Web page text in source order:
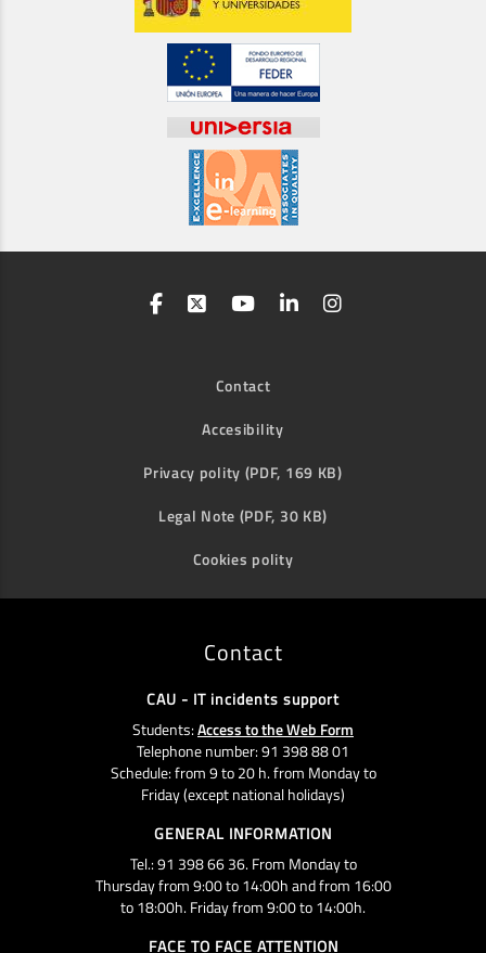
Contact
Accesibility
Privacy polity (PDF, 169 KB)
Legal Note (PDF, 30 KB)
Cookies polity
Contact
CAU - IT incidents support
Students:Access to the Web Form
Telephone number: 91 398 88 01
Schedule: from 9 to 20 h. from Monday to
Friday (except national holidays)
GENERAL INFORMATION
Tel.: 91 398 66 36. From Monday to
Thursday from 9:00 to 14:00h and from 16:00
to 18:00h. Friday from 9:00 to 14:00h.
FACE TO FACE ATTENTION